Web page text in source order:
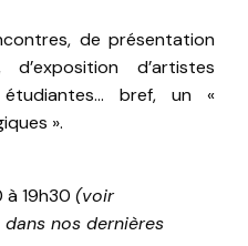
de présentation
d’artistes
étudiantes… bref, un «
».
à 19h30 (voir
nos dernières